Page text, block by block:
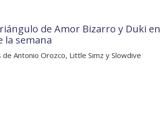
de Amor Bizarro y Duki en
la semana
Antonio Orozco, Little Simz y Slowdive